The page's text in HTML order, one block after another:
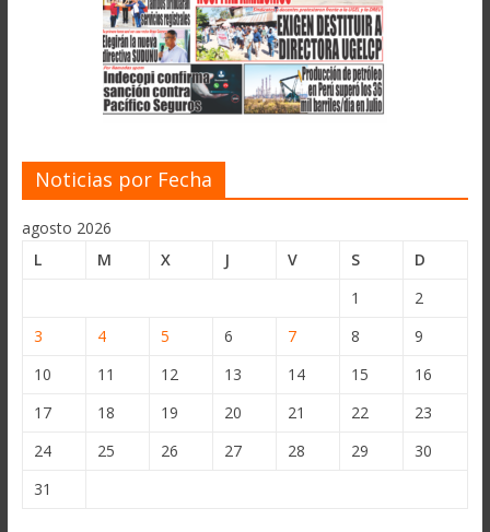
Noticias por Fecha
agosto 2026
L
M X J V S
D
1
2
3
4 5 6 7 8
9
10
11 12 13 14 15
16
17
18 19 20 21 22
23
24
25 26 27 28 29
30
31